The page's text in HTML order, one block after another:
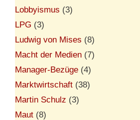
Lobbyismus (3)
LPG (3)
Ludwig von Mises (8)
Macht der Medien (7)
Manager-Bezüge (4)
Marktwirtschaft (38)
Martin Schulz (3)
Maut (8)